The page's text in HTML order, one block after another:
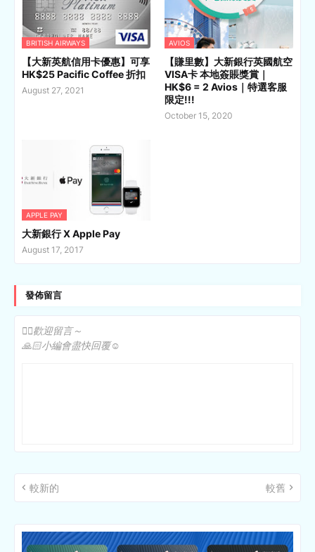
BRITISH AIRWAYS
【大新英航信用卡優惠】可享
HK$25 Pacific Coffee 折扣
August 27, 2021
AVIOS
【賺里數】大新銀行英國航空
VISA卡 本地簽賬獎賞｜
HK$6 = 2 Avios｜特選客服
限定!!!
October 15, 2020
APPLE PAY
大新銀行 X Apple Pay
August 17, 2017
發佈留言
✍🏻歡迎留言～
🙏🏻小編會盡快回覆☺️
較新的 較舊